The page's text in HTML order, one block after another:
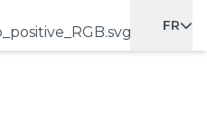
FR